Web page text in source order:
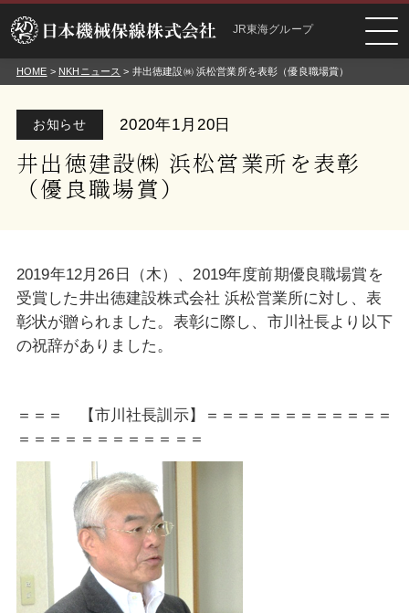
JR東海グループ
HOME > NKHニュース > 井出徳建設㈱ 浜松営業所を表彰（優良職場賞）
お知らせ 2020年1月20日
井出徳建設㈱ 浜松営業所を表彰
（優良職場賞）
2019年12月26日（木）、2019年度前期優良職場賞を
受賞した井出徳建設株式会社 浜松営業所に対し、表
彰状が贈られました。表彰に際し、市川社長より以下
の祝辞がありました。
＝＝＝ 【市川社長訓示】＝＝＝＝＝＝＝＝＝＝＝＝
＝＝＝＝＝＝＝＝＝＝＝＝